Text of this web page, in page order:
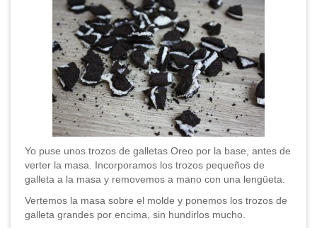
Yo puse unos trozos de galletas Oreo por la base, antes de
verter la masa. Incorporamos los trozos pequeños de
galleta a la masa y removemos a mano con una lengüeta.
Vertemos la masa sobre el molde y ponemos los trozos de
galleta grandes por encima, sin hundirlos mucho.